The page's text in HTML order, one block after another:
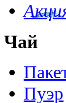
Чай
Пуэр